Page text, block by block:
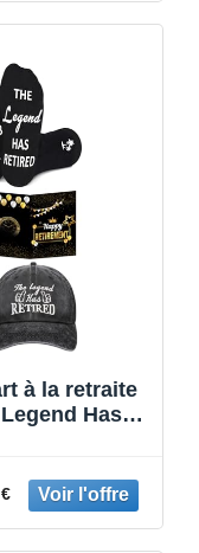
à la retraite
Has
de 590 ml